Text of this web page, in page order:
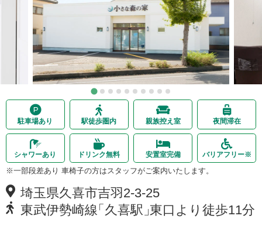
駐車場あり 駅徒歩圏内 親族控え室 夜間滞在
シャワーあり ドリンク無料 安置室完備 バリアフリー※
※一部段差あり 車椅子の方はスタッフがご案内いたします。
埼玉県久喜市吉羽2-3-25
東武伊勢崎線「 久喜駅 」
東口より徒歩11分